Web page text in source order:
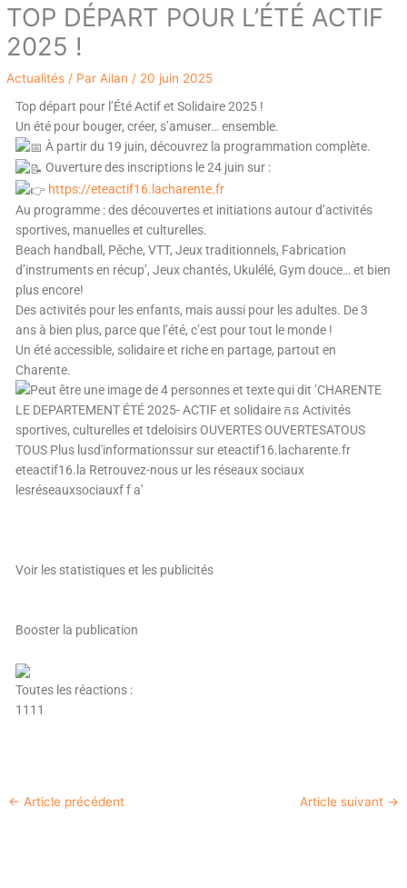
TOP DÉPART POUR L’ÉTÉ ACTIF
2025 !
Actualités / Par Ailan / 20 juin 2025
Top départ pour l’Été Actif et Solidaire 2025 !
Un été pour bouger, créer, s’amuser… ensemble.
À partir du 19 juin, découvrez la programmation complète.
Ouverture des inscriptions le 24 juin sur :
https://eteactif16.lacharente.fr
Au programme : des découvertes et initiations autour d’activités
sportives, manuelles et culturelles.
Beach handball, Pêche, VTT, Jeux traditionnels, Fabrication
d’instruments en récup’, Jeux chantés, Ukulélé, Gym douce… et bien
plus encore!
Des activités pour les enfants, mais aussi pour les adultes. De 3
ans à bien plus, parce que l’été, c’est pour tout le monde !
Un été accessible, solidaire et riche en partage, partout en
Charente.
Voir les statistiques et les publicités
Booster la publication
Toutes les réactions :
11 11
← Article précédent Article suivant →